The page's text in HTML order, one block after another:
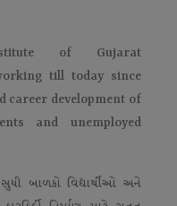
of Gujarat
till today since
career development of
and unemployed
બાળકો વિદ્યાર્થીઓ અને